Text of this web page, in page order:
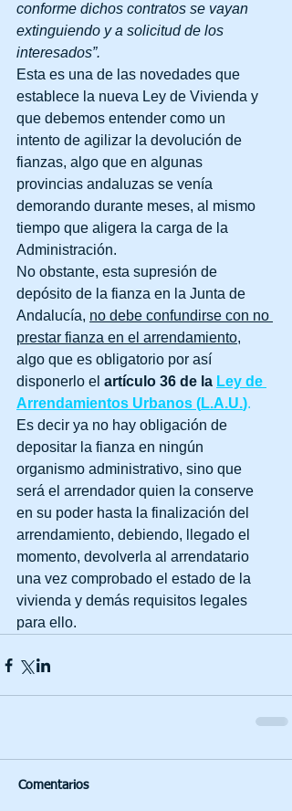
conforme dichos contratos se vayan
extinguiendo y a solicitud de los
interesados”.
Esta es una de las novedades que
establece la nueva Ley de Vivienda y
que debemos entender como un
intento de agilizar la devolución de
fianzas, algo que en algunas
provincias andaluzas se venía
demorando durante meses, al mismo
tiempo que aligera la carga de la
Administración.
No obstante, esta supresión de
depósito de la fianza en la Junta de
Andalucía, no debe confundirse con no
prestar fianza en el arrendamiento,
algo que es obligatorio por así
disponerlo el artículo 36 de la Ley de
Arrendamientos Urbanos (L.A.U.).
Es decir ya no hay obligación de
depositar la fianza en ningún
organismo administrativo, sino que
será el arrendador quien la conserve
en su poder hasta la finalización del
arrendamiento, debiendo, llegado el
momento, devolverla al arrendatario
una vez comprobado el estado de la
vivienda y demás requisitos legales
para ello.
Comentarios